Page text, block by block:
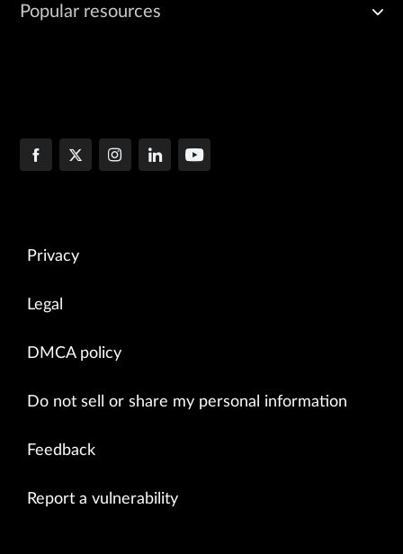
Popular resources
Privacy
Legal
DMCA policy
Do not sell or share my personal information
Feedback
Report a vulnerability